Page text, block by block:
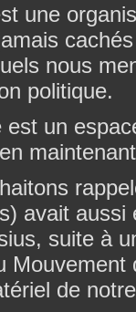
une
nous
politique.
est un
avait aussi
suite à
de